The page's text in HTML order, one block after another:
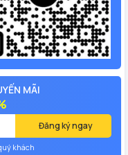
MÃI
Đăng ký ngay
khách